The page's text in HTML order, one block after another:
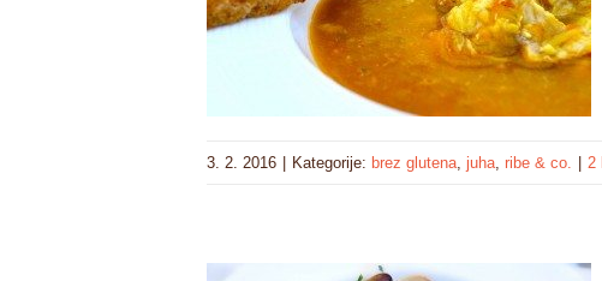
3. 2. 2016 Kategorije: brez glutena, juha, ribe & co. 2